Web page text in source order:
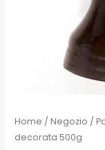
Home /Negozio /
decorata 500g